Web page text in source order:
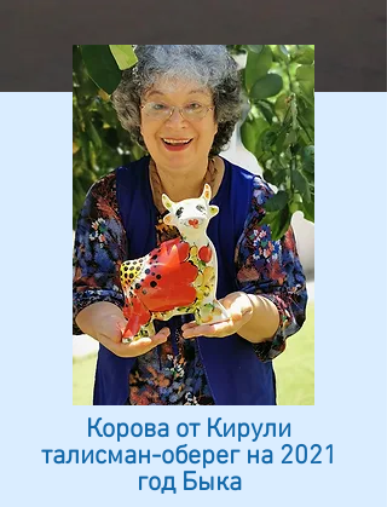
Корова от Кирули
талисман-оберег на 2021
год Быка